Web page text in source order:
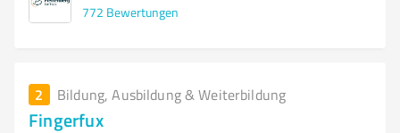
772 Bewertungen
2 Bildung, Ausbildung & Weiterbildung
Fingerfux